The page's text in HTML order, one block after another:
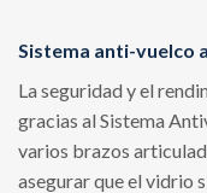
Sistema anti-vuelco
La seguridad y el
gracias al Sistema
varios brazos
asegurar que el vidrio